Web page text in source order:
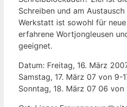
Schreiben und am
Werkstatt ist sowohl für
erfahrene Wortjongleusen
geeignet.
Datum: Freitag, 16. März
Samstag, 17. März 07 von 9-
Sonntag, 18. März 07 06 von